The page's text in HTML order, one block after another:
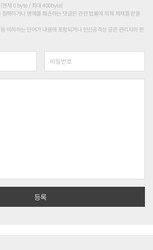
현재 0 byte / 최대 400byte)
해하거나 명예를 훼손하는 댓글은 관련 법률에 의해 제재를 받을
비하하는 단어가 내용에 포함되거나 인신공격성 글은 관리자의 판